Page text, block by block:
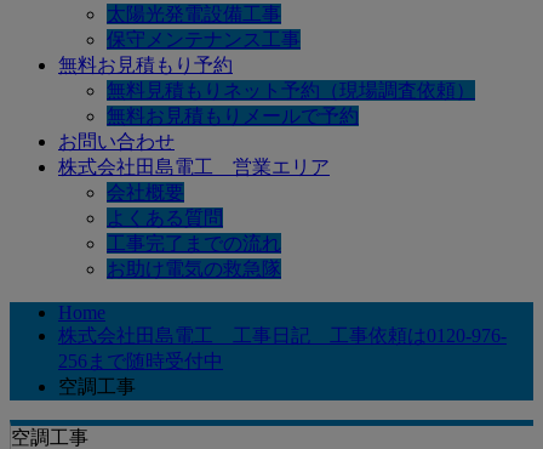
太陽光発電設備工事
保守メンテナンス工事
無料お見積もり予約
無料見積もりネット予約（現場調査依頼）
無料お見積もりメールで予約
お問い合わせ
株式会社田島電工 営業エリア
会社概要
よくある質問
工事完了までの流れ
お助け電気の救急隊
Home
株式会社田島電工 工事日記 工事依頼は0120-976-
256まで随時受付中
空調工事
空調工事